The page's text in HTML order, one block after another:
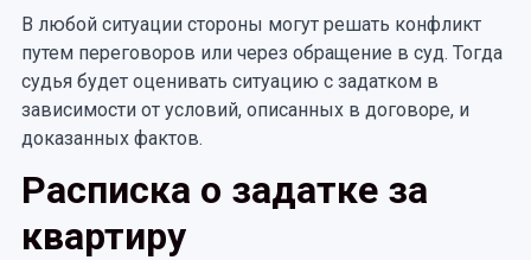
В любой ситуации стороны могут решать конфликт
путем переговоров или через обращение в суд. Тогда
судья будет оценивать ситуацию с задатком в
зависимости от условий, описанных в договоре, и
доказанных фактов.
Расписка о задатке за
квартиру